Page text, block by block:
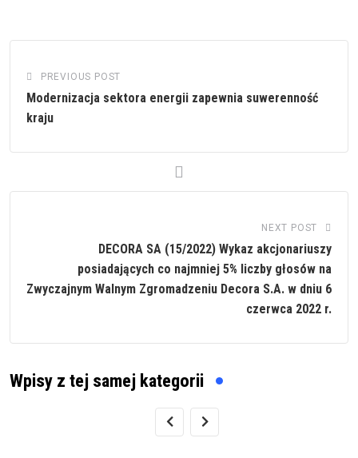
PREVIOUS POST
Modernizacja sektora energii zapewnia suwerenność
kraju
NEXT POST
DECORA SA (15/2022) Wykaz akcjonariuszy
posiadających co najmniej 5% liczby głosów na
Zwyczajnym Walnym Zgromadzeniu Decora S.A. w dniu 6
czerwca 2022 r.
Wpisy z tej samej kategorii